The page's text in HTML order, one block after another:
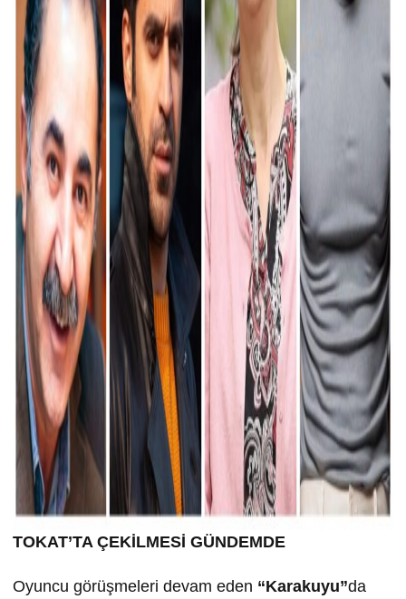
TOKAT’TA ÇEKİLMESİ GÜNDEMDE
Oyuncu görüşmeleri devam eden “Karakuyu”da